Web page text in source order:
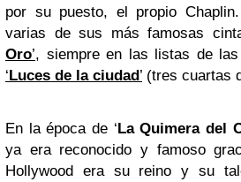
por su puesto, el propio
varias de sus más famosas
Oro’, siempre en las listas de
‘Luces de la ciudad’ (tres cuartas
En la época de ‘La Quimera del
ya era reconocido y famoso
Hollywood era su reino y su